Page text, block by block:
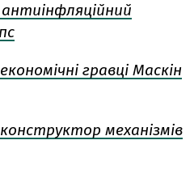
гравці Маскін
механізмів